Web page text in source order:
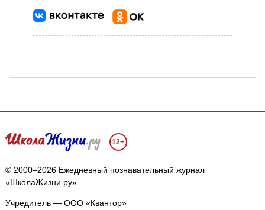
12+
© 2000–2026 Ежедневный познавательный журнал
«ШколаЖизни.ру»
Учредитель — ООО «Квантор»